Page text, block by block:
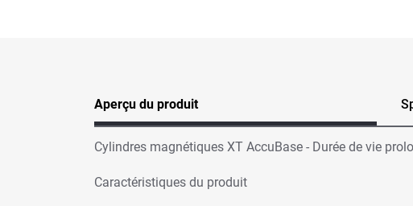
Aperçu du produit
Cylindres magnétiques XT AccuBase - Durée de vie
Caractéristiques du produit